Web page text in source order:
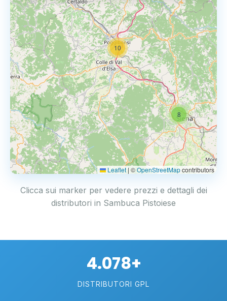
8
10
Leaflet | ©OpenStreetMapcontributors
Clicca sui marker per vedere prezzi e dettagli dei
distributori in Sambuca Pistoiese
4.078+
DISTRIBUTORI GPL